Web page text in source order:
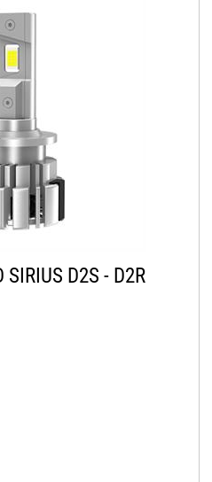
SIRIUS D2S - D2R